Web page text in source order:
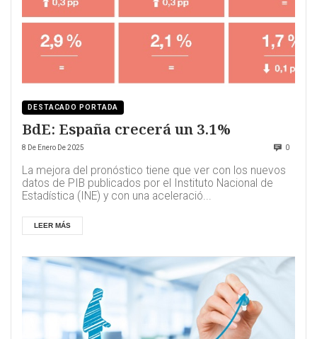
DESTACADO PORTADA
BdE: España crecerá un 3.1%
8 De Enero De 2025 0
La mejora del pronóstico tiene que ver con los nuevos
datos de PIB publicados por el Instituto Nacional de
Estadística (INE) y con una aceleració...
LEER MÁS